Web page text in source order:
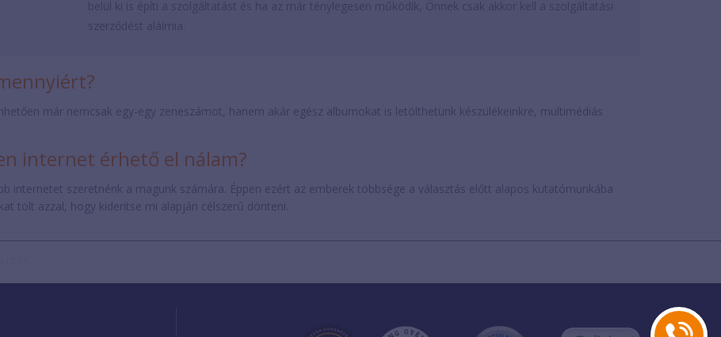
már nemcsak egy-egy zeneszámot, hanem akár egész albumokat is letölthetünk készülékeinkre, multimédiás
internet érhető el nálam?
internetet szeretnénk a magunk számára. Éppen ezért az emberek többsége a választás előtt alapos kutatómunkába
tölt azzal, hogy kiderítse mi alapján célszerű dönteni.